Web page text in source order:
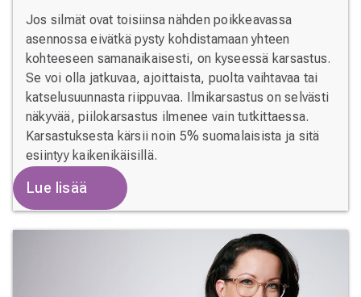
Jos silmät ovat toisiinsa nähden poikkeavassa
asennossa eivätkä pysty kohdistamaan yhteen
kohteeseen samanaikaisesti, on kyseessä karsastus.
Se voi olla jatkuvaa, ajoittaista, puolta vaihtavaa tai
katselusuunnasta riippuvaa. Ilmikarsastus on selvästi
näkyvää, piilokarsastus ilmenee vain tutkittaessa.
Karsastuksesta kärsii noin 5% suomalaisista ja sitä
esiintyy kaikenikäisillä.
Lue lisää